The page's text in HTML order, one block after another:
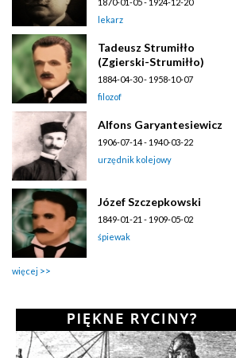
lekarz
Tadeusz Strumiłło
(Zgierski-Strumiłło)
1884-04-30 - 1958-10-07
filozof
Alfons Garyantesiewicz
1906-07-14 - 1940-03-22
urzędnik kolejowy
Józef Szczepkowski
1849-01-21 - 1909-05-02
śpiewak
więcej